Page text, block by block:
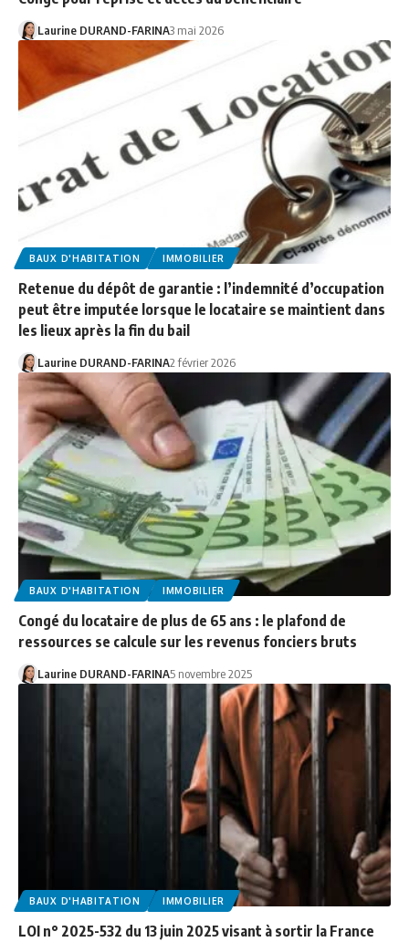
Laurine DURAND-FARINA3 mai 2026
BAUX D'HABITATION IMMOBILIER
Retenue du dépôt de garantie : l’indemnité d’occupation
peut être imputée lorsque le locataire se maintient dans
les lieux après la fin du bail
Laurine DURAND-FARINA2 février 2026
BAUX D'HABITATION IMMOBILIER
Congé du locataire de plus de 65 ans : le plafond de
ressources se calcule sur les revenus fonciers bruts
Laurine DURAND-FARINA5 novembre 2025
BAUX D'HABITATION IMMOBILIER
LOI n° 2025-532 du 13 juin 2025 visant à sortir la France